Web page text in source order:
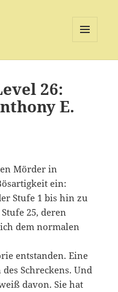
26:
E.
Mörder in
ein:
Stufe 1 bis hin zu
25, deren
dem normalen
entstanden. Eine
Schreckens. Und
davon. Sie hat